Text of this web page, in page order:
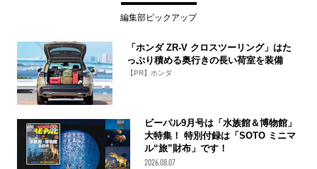
編集部ピックアップ
「ホンダ ZR-V クロスツーリング」はた
っぷり積める奥行きの長い荷室を装備
【PR】ホンダ
ビーパル9月号は「水族館＆博物館」
大特集！ 特別付録は「SOTO ミニマ
ル“旅”財布」です！
2026.08.07